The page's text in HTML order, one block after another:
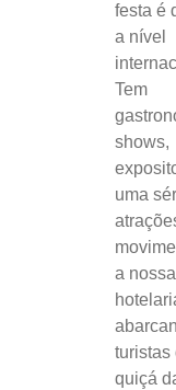
festa é
a nível
Tem
shows,
uma
a nossa
turistas
quiçá